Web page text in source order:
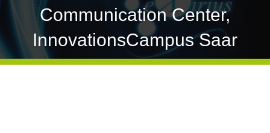
Communication Center,
InnovationsCampus Saar